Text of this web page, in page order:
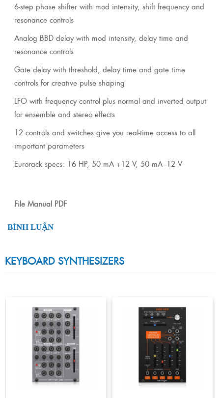
6-step phase shifter with mod intensity, shift frequency and
resonance controls
Analog BBD delay with mod intensity, delay time and
resonance controls
Gate delay with threshold, delay time and gate time
controls for creative pulse shaping
LFO with frequency control plus normal and inverted output
for ensemble and stereo effects
12 controls and switches give you real-time access to all
important parameters
Eurorack specs: 16 HP, 50 mA +12 V, 50 mA -12 V
File Manual PDF
BÌNH LUẬN
KEYBOARD SYNTHESIZERS